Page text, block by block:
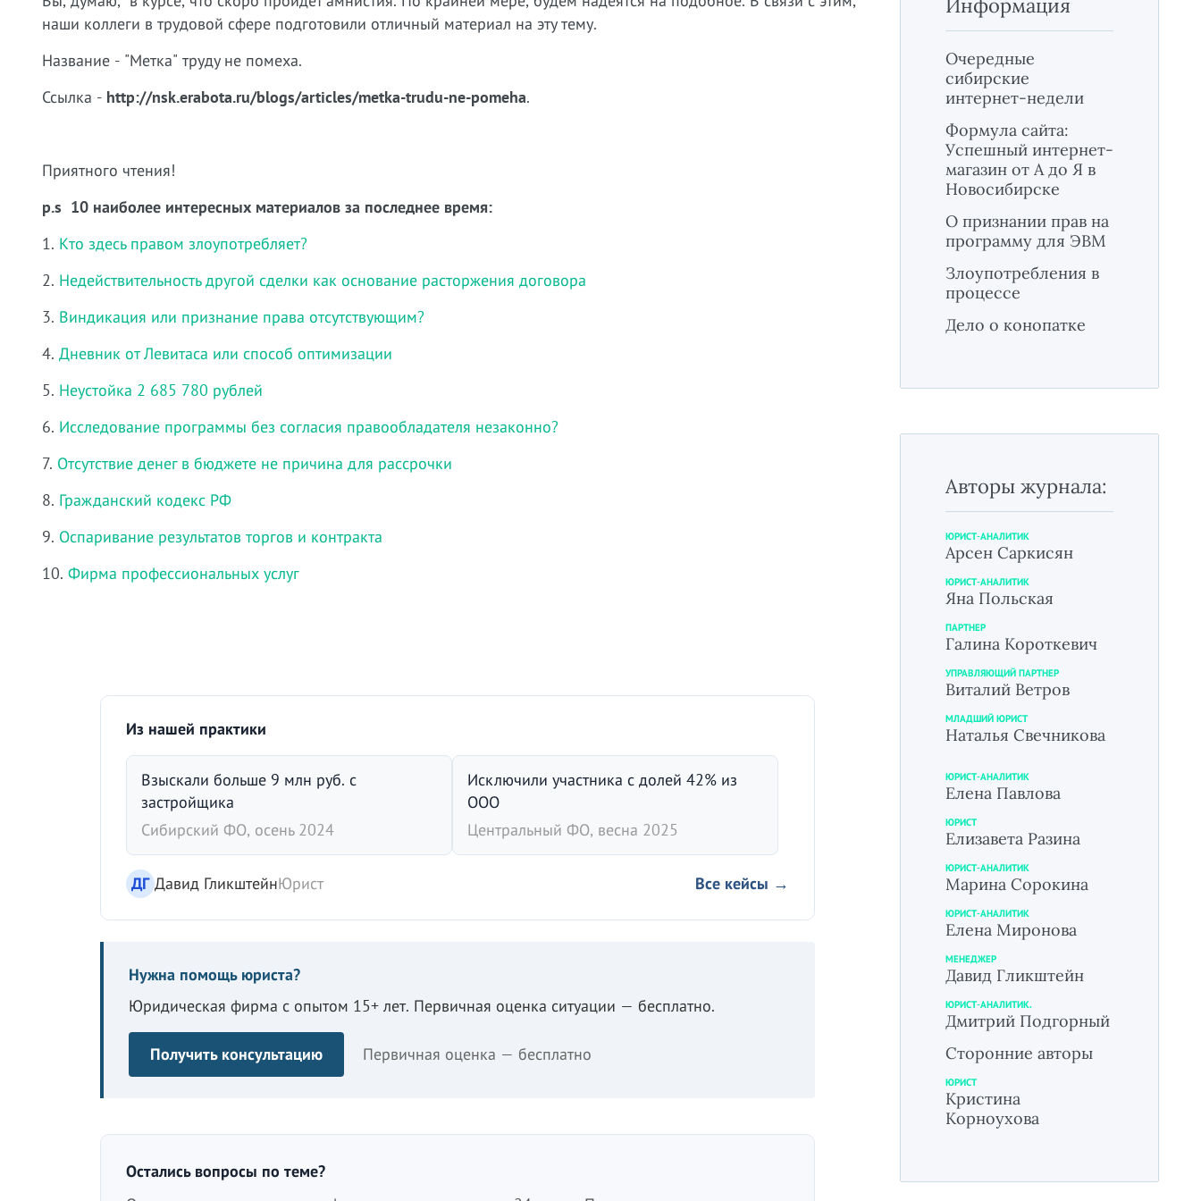
наши коллеги в трудовой сфере подготовили отличный материал на эту тему.
Название - "Метка" труду не помеха.
Ссылка - http://nsk.erabota.ru/blogs/articles/metka-trudu-ne-pomeha.
Приятного чтения!
p.s 10 наиболее интересных материалов за последнее время:
1. Кто здесь правом злоупотребляет?
2. Недействительность другой сделки как основание расторжения договора
3. Виндикация или признание права отсутствующим?
4. Дневник от Левитаса или способ оптимизации
5. Неустойка 2 685 780 рублей
6. Исследование программы без согласия правообладателя незаконно?
7. Отсутствие денег в бюджете не причина для рассрочки
8. Гражданский кодекс РФ
9. Оспаривание результатов торгов и контракта
10. Фирма профессиональных услуг
Из нашей практики
Взыскали больше 9 млн руб. с
застройщика
Сибирский ФО, осень 2024
Исключили участника с долей 42% из
ООО
Центральный ФО, весна 2025
ДГ Давид ГликштейнЮрист Все кейсы →
Нужна помощь юриста?
Юридическая фирма с опытом 15+ лет. Первичная оценка ситуации — бесплатно.
Получить консультацию Первичная оценка — бесплатно
Остались вопросы по теме?
Информация
Очередные
сибирские
интернет-недели
Формула сайта:
Успешный интернет-
магазин от А до Я в
Новосибирске
О признании прав на
программу для ЭВМ
Злоупотребления в
процессе
Дело о конопатке
Авторы журнала:
ЮРИСТ-АНАЛИТИК
Арсен Саркисян
ЮРИСТ-АНАЛИТИК
Яна Польская
ПАРТНЕР
Галина Короткевич
УПРАВЛЯЮЩИЙ ПАРТНЕР
Виталий Ветров
МЛАДШИЙ ЮРИСТ
Наталья Свечникова
ЮРИСТ-АНАЛИТИК
Елена Павлова
ЮРИСТ
Елизавета Разина
ЮРИСТ-АНАЛИТИК
Марина Сорокина
ЮРИСТ-АНАЛИТИК
Елена Миронова
МЕНЕДЖЕР
Давид Гликштейн
ЮРИСТ-АНАЛИТИК.
Дмитрий Подгорный
Сторонние авторы
ЮРИСТ
Кристина
Корноухова